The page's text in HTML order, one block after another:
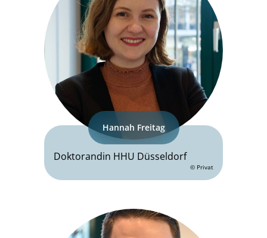
Hannah Freitag
Doktorandin HHU Düsseldorf
© Privat